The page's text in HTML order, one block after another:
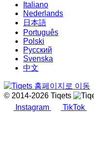
Italiano
Nederlands
日本語
Português
Polski
Русский
Svenska
中文
© 2014-2026 Tiqets
Instagram
TikTok